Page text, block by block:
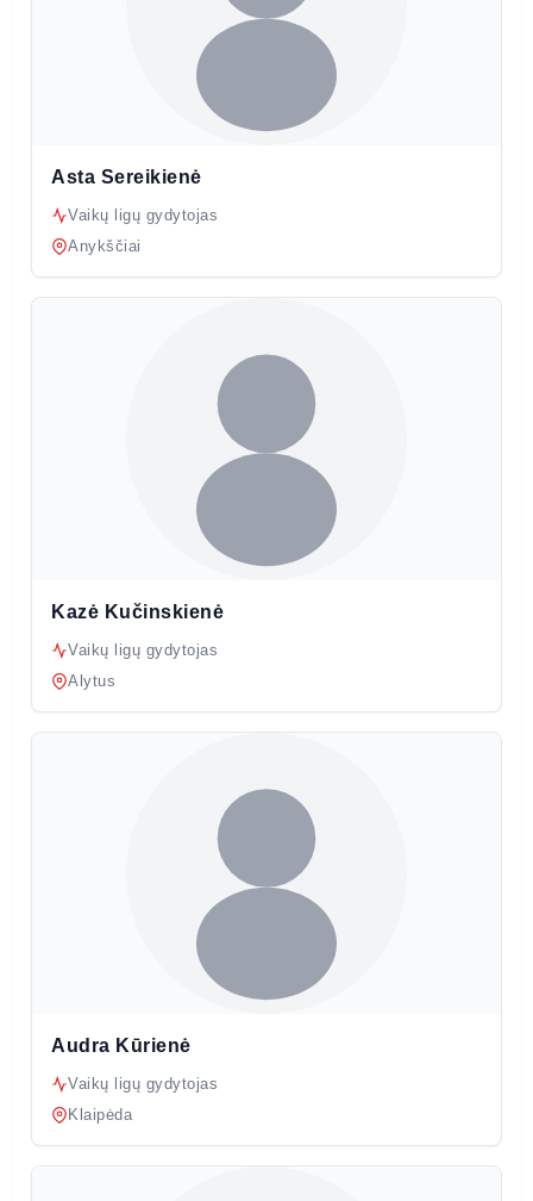
Asta Sereikienė
Vaikų ligų gydytojas
Anykščiai
Kazė Kučinskienė
Vaikų ligų gydytojas
Alytus
Audra Kūrienė
Vaikų ligų gydytojas
Klaipėda